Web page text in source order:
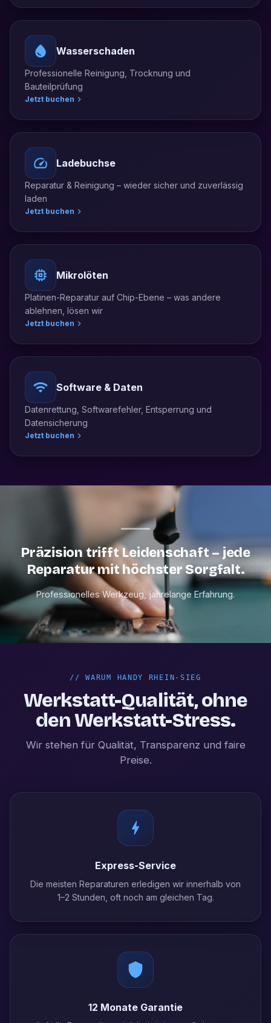
Wasserschaden
Professionelle Reinigung, Trocknung und
Bauteilprüfung
Jetzt buchen
Ladebuchse
Reparatur & Reinigung – wieder sicher und zuverlässig
laden
Jetzt buchen
Mikrolöten
Platinen-Reparatur auf Chip-Ebene – was andere
ablehnen, lösen wir
Jetzt buchen
Software & Daten
Datenrettung, Softwarefehler, Entsperrung und
Datensicherung
Jetzt buchen
Präzision trifft Leidenschaft – jede
Reparatur mit höchster Sorgfalt.
Professionelles Werkzeug, jahrelange Erfahrung.
//WARUM HANDY RHEIN-SIEG
Werkstatt-Qualität, ohne
den Werkstatt-Stress.
Wir stehen für Qualität, Transparenz und faire
Preise.
Express-Service
Die meisten Reparaturen erledigen wir innerhalb von
1–2 Stunden, oft noch am gleichen Tag.
12 Monate Garantie